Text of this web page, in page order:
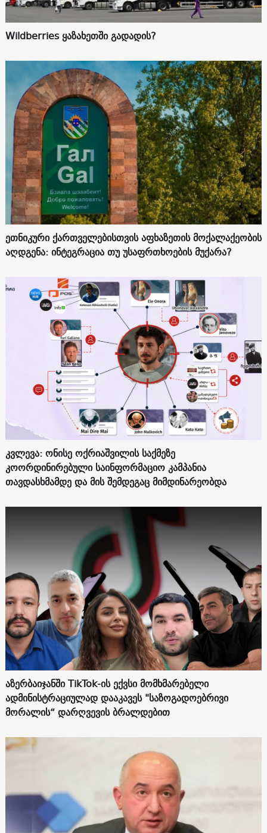
Wildberries ყაზახეთში გადადის?
ეთნიკური ქართველებისთვის აფხაზეთის მოქალაქეობის
აღდგენა: ინტეგრაცია თუ უსაფრთხოების მუქარა?
კვლევა: ონისე ოქრიაშვილის საქმეზე
კოორდინირებული საინფორმაციო კამპანია
თავდასხმამდე და მის შემდეგაც მიმდინარეობდა
აზერბაიჯანში TikTok-ის ექვსი მომხმარებელი
ადმინისტრაციულად დააკავეს "საზოგადოებრივი
მორალის“ დარღვევის ბრალდებით